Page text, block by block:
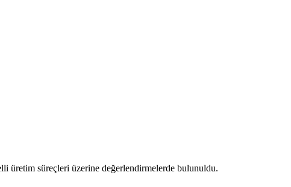
üretim süreçleri üzerine değerlendirmelerde bulunuldu.